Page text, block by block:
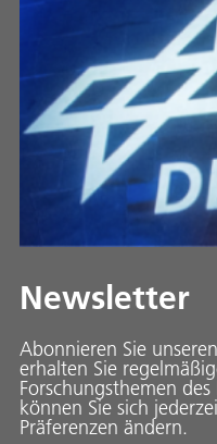
Newsletter
Abonnieren Sie
erhalten Sie
Forschungsthemen
können Sie sich
Präferenzen ändern.